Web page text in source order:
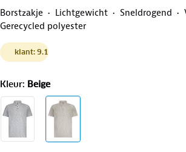
Borstzakje Lichtgewicht Sneldrogend
Gerecycled polyester
klant: 9.1
Kleur: Beige